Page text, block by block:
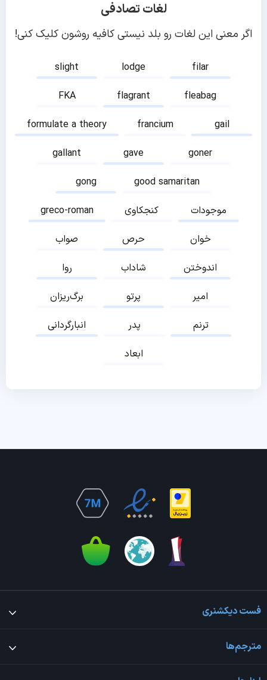
لغات تصادفی
اگر معنی این لغات رو بلد نیستی کافیه روشون کلیک کنی!
slight lodge
filar
FKA
flagrant
fleabag
formulate a theory
francium
gail
gallant
gave
goner
gong
good samaritan
greco-roman
کنجکاوی
موجودات
صواب
حرص
خوان
روا
شاداب
اندوختن
برگ‌ریزان
پرتو
امیر
انبارگردانی
پدر
ترنم
ابعاد
فست دیکشنری
مترجم‌ها